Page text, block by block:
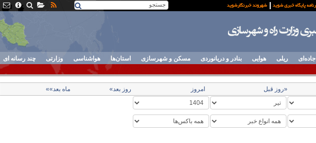
جاده‌ای ریلی هوایی بنادر و دریانوردی مسکن و شهرسازی استان‌ها هواشناسی وزارتی چند رسانه ای
«روز قبل امروز روز بعد» ماه بعد»»